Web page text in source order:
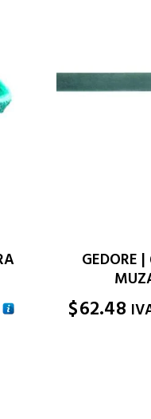
GEDORE
$62.48